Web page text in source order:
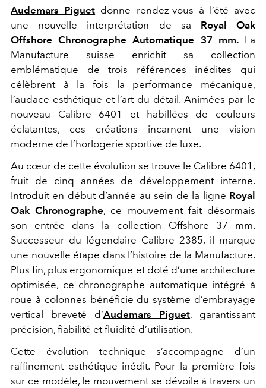
Audemars Piguet donne rendez-vous à l’été avec
une nouvelle interprétation de sa Royal Oak
Offshore Chronographe Automatique 37 mm.La
Manufacture suisse enrichit sa collection
emblématique de trois références inédites qui
célèbrent à la fois la performance mécanique,
l’audace esthétique et l’art du détail. Animées par le
nouveau Calibre 6401 et habillées de couleurs
éclatantes, ces créations incarnent une vision
moderne de l’horlogerie sportive de luxe.
Au cœur de cette évolution se trouve le Calibre 6401,
fruit de cinq années de développement interne.
Introduit en début d’année au sein de la ligne Royal
Oak Chronographe, ce mouvement fait désormais
son entrée dans la collection Offshore 37 mm.
Successeur du légendaire Calibre 2385, il marque
une nouvelle étape dans l’histoire de la Manufacture.
Plus fin, plus ergonomique et doté d’une architecture
optimisée, ce chronographe automatique intégré à
roue à colonnes bénéficie du système d’embrayage
vertical breveté d’Audemars Piguet, garantissant
précision, fiabilité et fluidité d’utilisation.
Cette évolution technique s’accompagne d’un
raffinement esthétique inédit. Pour la première fois
sur ce modèle, le mouvement se dévoile à travers un